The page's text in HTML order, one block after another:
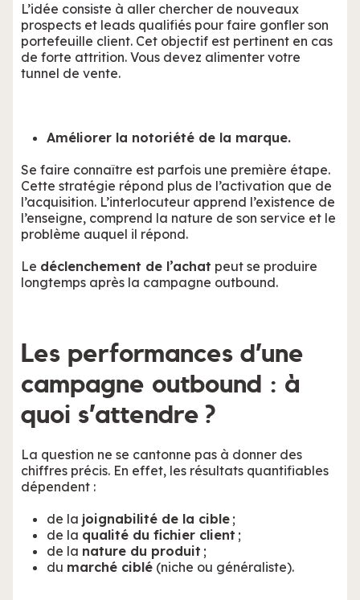
L’idée consiste à aller chercher de nouveaux
prospects et leads qualifiés pour faire gonfler son
portefeuille client. Cet objectif est pertinent en cas
de forte attrition. Vous devez alimenter votre
tunnel de vente.
Améliorer la notoriété de la marque.
Se faire connaître est parfois une première étape.
Cette stratégie répond plus de l’activation que de
l’acquisition. L’interlocuteur apprend l’existence de
l’enseigne, comprend la nature de son service et le
problème auquel il répond.
Le déclenchement de l’achat peut se produire
longtemps après la campagne outbound.
Les performances d’une
campagne outbound : à
quoi s’attendre ?
La question ne se cantonne pas à donner des
chiffres précis. En effet, les résultats quantifiables
dépendent :
de la joignabilité de la cible ;
de la qualité du fichier client ;
de la nature du produit ;
du marché ciblé (niche ou généraliste).